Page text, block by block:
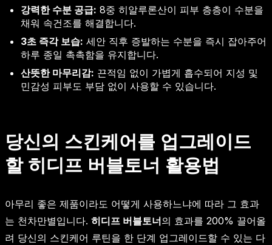
강력한 수분 공급: 8중 히알루론산이 피부 층층이 수분을
채워 속건조를 해결합니다.
3초 즉각 보습: 세안 직후 증발하는 수분을 즉시 잡아주어
하루 종일 촉촉함을 유지합니다.
산뜻한 마무리감: 끈적임 없이 가볍게 흡수되어 지성 및
민감성 피부도 부담 없이 사용할 수 있습니다.
당신의 스킨케어를 업그레이드
할 히디프 버블토너 활용법
아무리 좋은 제품이라도 어떻게 사용하느냐에 따라 그 효과
는 천차만별입니다. 히디프 버블토너의 효과를 200% 끌어올
려 당신의 스킨케어 루틴을 한 단계 업그레이드할 수 있는 다